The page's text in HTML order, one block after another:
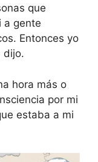
que
a gente
Entonces yo
dijo.
hora más o
por mi
estaba a mi